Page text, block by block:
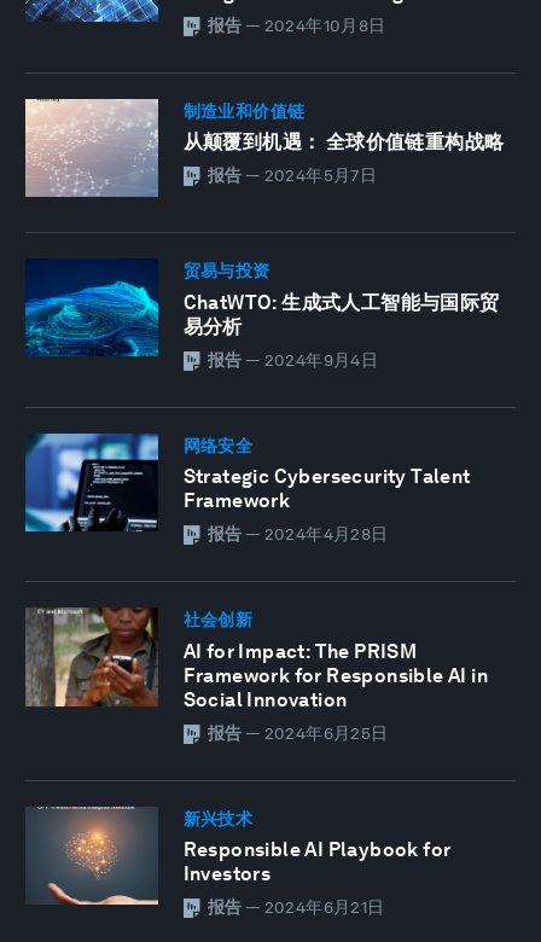
报告 — 2024年10月8日
制造业和价值链
从颠覆到机遇： 全球价值链重构战略
报告 — 2024年5月7日
贸易与投资
ChatWTO: 生成式人工智能与国际贸
易分析
报告 — 2024年9月4日
网络安全
Strategic Cybersecurity Talent
Framework
报告 — 2024年4月28日
社会创新
AI for Impact: The PRISM
Framework for Responsible AI in
Social Innovation
报告 — 2024年6月25日
新兴技术
Responsible AI Playbook for
Investors
报告 — 2024年6月21日